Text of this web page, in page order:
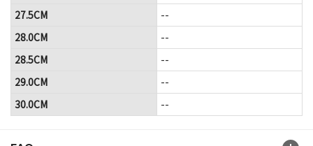
27.5CM
--
28.0CM
--
28.5CM
--
29.0CM
--
30.0CM
--